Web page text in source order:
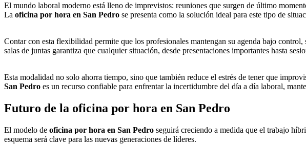
El mundo laboral moderno está lleno de imprevistos: reuniones que surgen de último
La oficina por hora en San Pedro se presenta como la solución ideal para este tipo de
Contar con esta flexibilidad permite que los profesionales mantengan su agenda bajo
salas de juntas garantiza que cualquier situación, desde presentaciones importantes hasta
Esta modalidad no solo ahorra tiempo, sino que también reduce el estrés de tener que
San Pedro es un recurso confiable para enfrentar la incertidumbre del día a día laboral,
Futuro de la oficina por hora en San Pedro
El modelo de oficina por hora en San Pedro seguirá creciendo a medida que el trabajo
esquema será clave para las nuevas generaciones de líderes.